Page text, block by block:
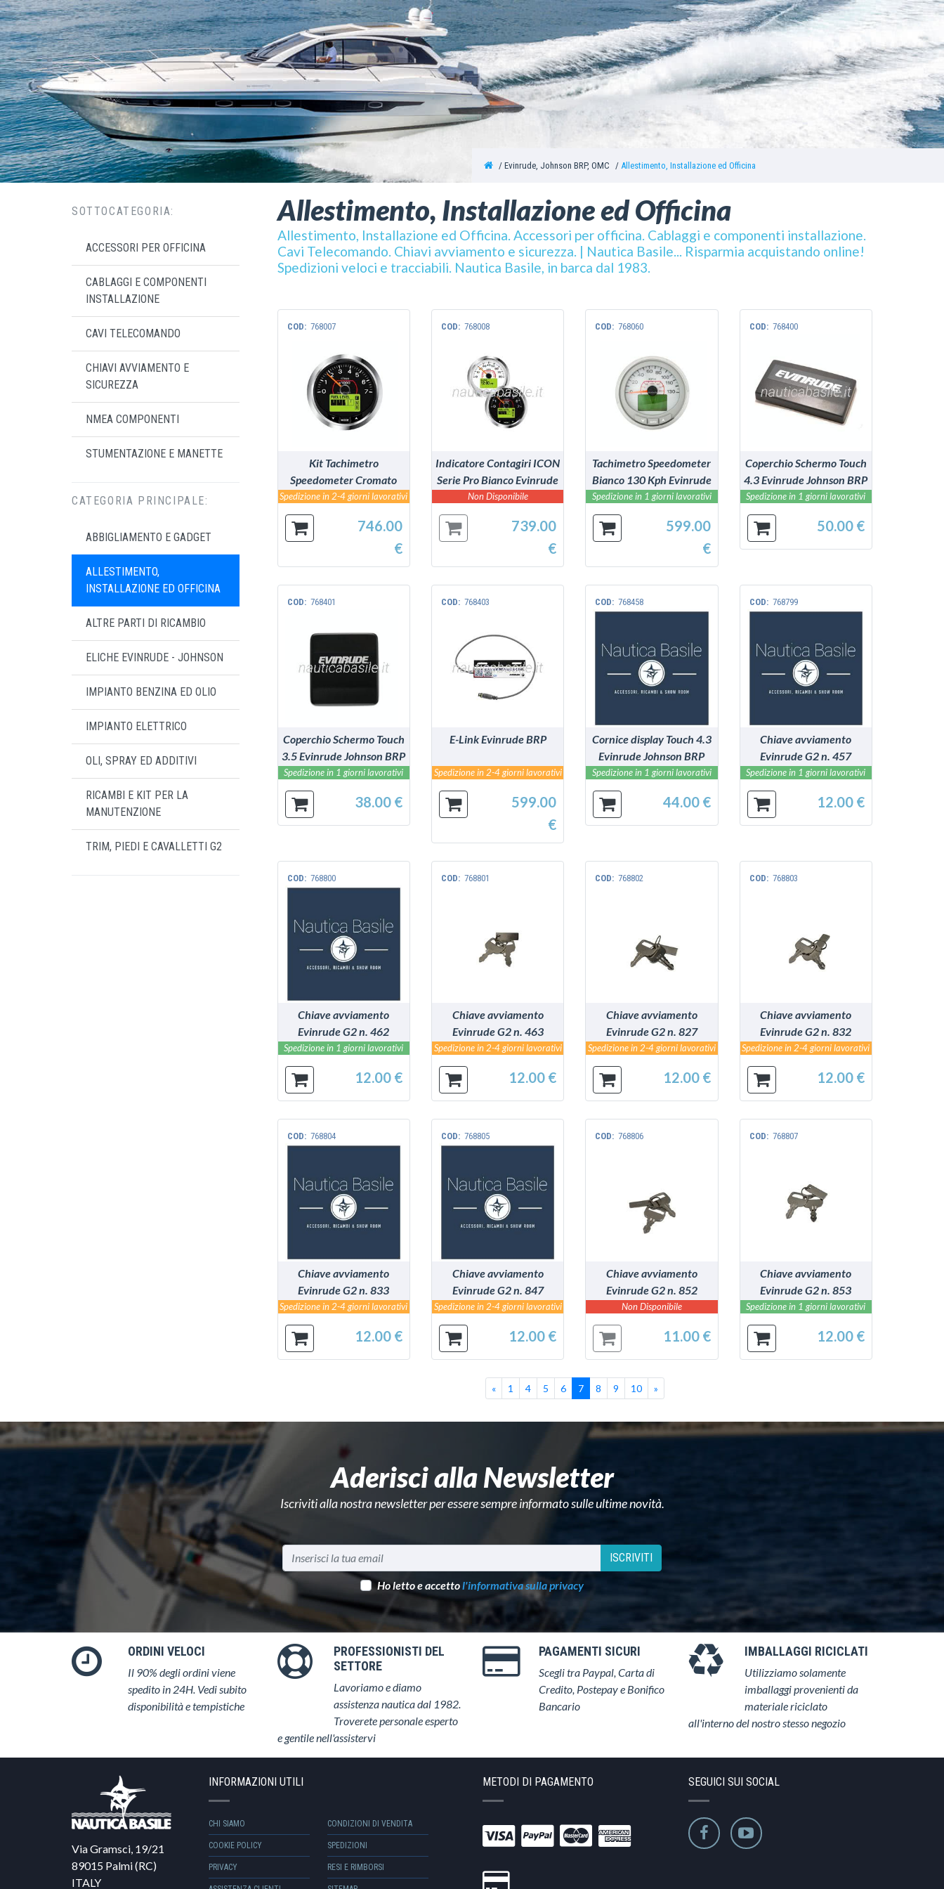
Evinrude, Johnson BRP, OMC Allestimento, Installazione ed Officina
Allestimento, Installazione ed Officina
Allestimento, Installazione ed Officina. Accessori per officina. Cablaggi e componenti installazione.
Cavi Telecomando. Chiavi avviamento e sicurezza. | Nautica Basile... Risparmia acquistando online!
Spedizioni veloci e tracciabili. Nautica Basile, in barca dal 1983.
COD: 768007
VEDI
Kit Tachimetro
Speedometer Cromato
LCD Evinrude BRP
Spedizione in 2-4 giorni lavorativi
746.00
€
COD: 768008
VEDI
Indicatore Contagiri ICON
Serie Pro Bianco Evinrude
Johnson BRP
Non Disponibile
739.00
€
COD: 768060
VEDI
Tachimetro Speedometer
Bianco 130 Kph Evinrude
Johnson BRP
Spedizione in 1 giorni lavorativi
599.00
€
COD: 768400
VEDI
Coperchio Schermo Touch
4.3 Evinrude Johnson BRP
Spedizione in 1 giorni lavorativi
50.00 €
COD: 768401
VEDI
Coperchio Schermo Touch
3.5 Evinrude Johnson BRP
Spedizione in 1 giorni lavorativi
38.00 €
COD: 768403
VEDI
E-Link Evinrude BRP
Spedizione in 2-4 giorni lavorativi
599.00
€
COD: 768458
VEDI
Cornice display Touch 4.3
Evinrude Johnson BRP
Spedizione in 1 giorni lavorativi
44.00 €
COD: 768799
VEDI
Chiave avviamento
Evinrude G2 n. 457
Spedizione in 1 giorni lavorativi
12.00 €
COD: 768800
VEDI
Chiave avviamento
Evinrude G2 n. 462
Spedizione in 1 giorni lavorativi
12.00 €
COD: 768801
VEDI
Chiave avviamento
Evinrude G2 n. 463
Spedizione in 2-4 giorni lavorativi
12.00 €
COD: 768802
VEDI
Chiave avviamento
Evinrude G2 n. 827
Spedizione in 2-4 giorni lavorativi
12.00 €
COD: 768803
VEDI
Chiave avviamento
Evinrude G2 n. 832
Spedizione in 2-4 giorni lavorativi
12.00 €
COD: 768804
VEDI
Chiave avviamento
Evinrude G2 n. 833
Spedizione in 2-4 giorni lavorativi
12.00 €
COD: 768805
VEDI
Chiave avviamento
Evinrude G2 n. 847
Spedizione in 2-4 giorni lavorativi
12.00 €
COD: 768806
VEDI
Chiave avviamento
Evinrude G2 n. 852
Non Disponibile
11.00 €
COD: 768807
VEDI
Chiave avviamento
Evinrude G2 n. 853
Spedizione in 1 giorni lavorativi
12.00 €
«Precedente
1 Prima
4 5 6 7 8 9 10 »Successivo
SOTTOCATEGORIA:
ACCESSORI PER OFFICINA
CABLAGGI E COMPONENTI
INSTALLAZIONE
CAVI TELECOMANDO
CHIAVI AVVIAMENTO E
SICUREZZA
NMEA COMPONENTI
STUMENTAZIONE E MANETTE
CATEGORIA PRINCIPALE:
ABBIGLIAMENTO E GADGET
ALLESTIMENTO,
INSTALLAZIONE ED OFFICINA
ALTRE PARTI DI RICAMBIO
ELICHE EVINRUDE - JOHNSON
IMPIANTO BENZINA ED OLIO
IMPIANTO ELETTRICO
OLI, SPRAY ED ADDITIVI
RICAMBI E KIT PER LA
MANUTENZIONE
TRIM, PIEDI E CAVALLETTI G2
Aderisci alla Newsletter
Iscriviti alla nostra newsletter per essere sempre informato sulle ultime novità.
ISCRIVITI
Ho letto e accettol'informativa sulla privacy
ORDINI VELOCI
Il 90% degli ordini viene
spedito in 24H. Vedi subito
disponibilità e tempistiche
PROFESSIONISTI DEL
SETTORE
Lavoriamo e diamo
assistenza nautica dal 1982.
Troverete personale esperto
e gentile nell'assistervi
PAGAMENTI SICURI
Scegli tra Paypal, Carta di
Credito, Postepay e Bonifico
Bancario
IMBALLAGGI RICICLATI
Utilizziamo solamente
imballaggi provenienti da
materiale riciclato
all'interno del nostro stesso negozio
Via Gramsci, 19/21
89015 Palmi (RC)
ITALY
INFORMAZIONI UTILI
CHI SIAMO CONDIZIONI DI VENDITA
COOKIE POLICY SPEDIZIONI
PRIVACY RESI E RIMBORSI
METODI DI PAGAMENTO SEGUICI SUI SOCIAL